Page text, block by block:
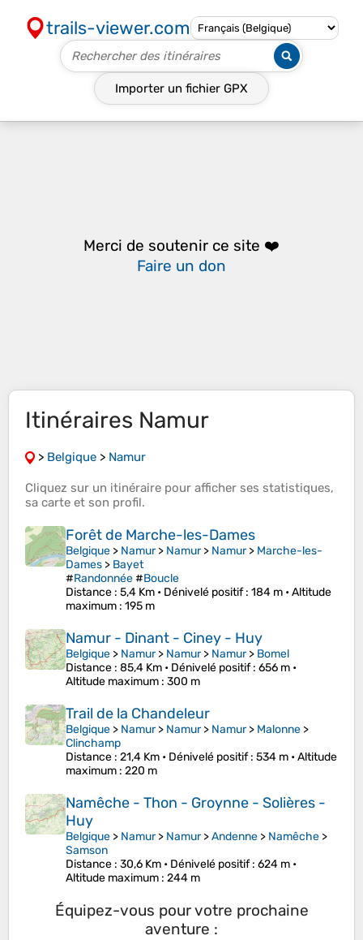
trails-viewer.com
Importer un fichier GPX
Merci de soutenir ce site ❤️
Faire un don
Itinéraires Namur
> Belgique > Namur
Cliquez sur un itinéraire pour afficher ses statistiques,
sa carte et son profil.
Forêt de Marche-les-Dames
Belgique > Namur> Namur> Namur> Marche-les-
Dames > Bayet
#Randonnée#Boucle
Distance : 5,4 Km • Dénivelé positif: 184 m •Altitude
maximum : 195 m
Namur - Dinant - Ciney - Huy
Belgique > Namur> Namur> Namur> Bomel
Distance : 85,4 Km • Dénivelé positif: 656 m •
Altitude maximum : 300 m
Trail de la Chandeleur
Belgique > Namur> Namur> Namur> Malonne >
Clinchamp
Distance : 21,4 Km • Dénivelé positif: 534 m •Altitude
maximum : 220 m
Namêche - Thon - Groynne - Solières -
Huy
Belgique > Namur> Namur>Andenne > Namêche >
Samson
Distance : 30,6 Km • Dénivelé positif: 624 m •
Altitude maximum : 244 m
Équipez-vous pour votre prochaine
aventure :